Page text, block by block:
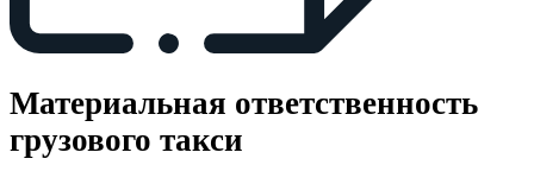
Материальная ответственность
грузового такси